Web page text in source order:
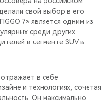
свой выбор в его
7» является одним из
среди других
в сегменте SUV в
отражает в себе
и технологиях, сочетая
Он максимально